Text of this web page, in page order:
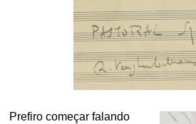
Prefiro começar falando